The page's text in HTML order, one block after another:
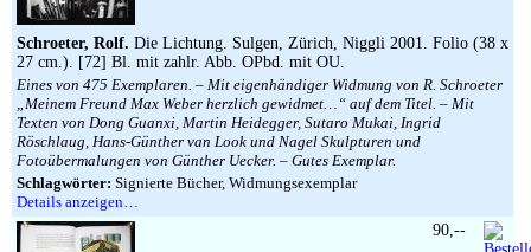
Schroeter, Rolf. Die Lichtung. Sulgen, Zürich, Niggli 2001. Folio (38 x
27 cm.). [72] Bl. mit zahlr. Abb. OPbd. mit OU.
Eines von 475 Exemplaren. – Mit eigenhändiger Widmung von R. Schroeter
„Meinem Freund Max Weber herzlich gewidmet…“ auf dem Titel. – Mit
Texten von Dong Guanxi, Martin Heidegger, Sutaro Mukai, Ingrid
Röschlaug, Hans-Günther van Look und Nagel Skulpturen und
Fotoübermalungen von Günther Uecker. – Gutes Exemplar.
Schlagwörter: Signierte Bücher, Widmungsexemplar
Details anzeigen…
90,--